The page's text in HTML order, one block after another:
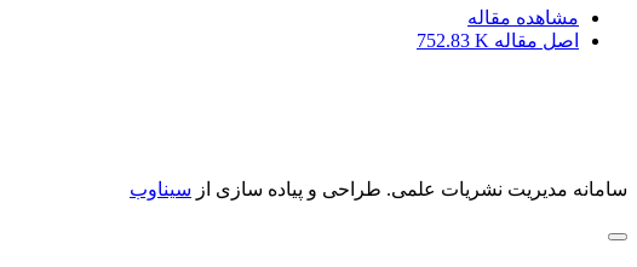
مشاهده مقاله
اصل مقاله 752.83 K
سامانه مدیریت نشریات علمی. طراحی و پیاده سازی از سیناوب